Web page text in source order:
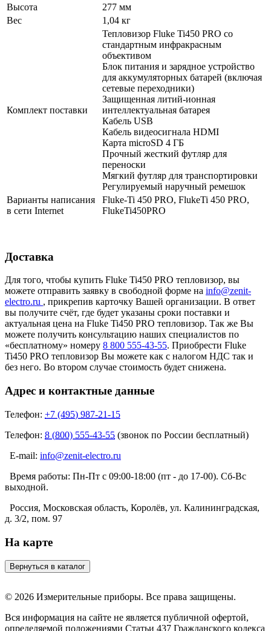
Высота
277 мм
Вес
1,04 кг
Комплект поставки
Тепловизор Fluke Ti450 PRO со
стандартным инфракрасным
объективом
Блок питания и зарядное устройство
для аккумуляторных батарей (включая
сетевые переходники)
Защищенная литий-ионная
интеллектуальная батарея
Кабель USB
Кабель видеосигнала HDMI
Карта microSD 4 ГБ
Прочный жесткий футляр для
переноски
Мягкий футляр для транспортировки
Регулируемый наручный ремешок
Варианты написания
в сети Internet
Fluke-Ti 450 PRO, FlukeTi 450 PRO,
FlukeTi450PRO
Доставка
Для того, чтобы купить Fluke Ti450 PRO тепловизор, вы
можете отправить заявку в свободной форме на info@zenit-
electro.ru , прикрепив карточку Вашей организации. В ответ
вы получите счёт, где будет указаны сроки поставки и
актуальная цена на Fluke Ti450 PRO тепловизор. Так же Вы
можете получить консультацию наших специалистов по
«бесплатному» номеру 8 800 555-43-55. Приобрести Fluke
Ti450 PRO тепловизор Вы можете как с налогом НДС так и
без него. Во втором случае стоимость будет снижена.
Адрес и контактные данные
Телефон: +7 (495) 987-21-15
Телефон: 8 (800) 555-43-55 (звонок по России бесплатный)
E-mail: info@zenit-electro.ru
Время работы: Пн-Пт с 09:00-18:00 (пт - до 17-00). Сб-Вс
выходной.
Россия, Московская область, Королёв, ул. Калининградская,
д. 3/2, пом. 97
На карте
© 2026 Измерительные приборы. Все права защищены.
Вся информация на сайте не является публичной офертой,
определяемой положениями Статьи 437 Гражданского кодекса